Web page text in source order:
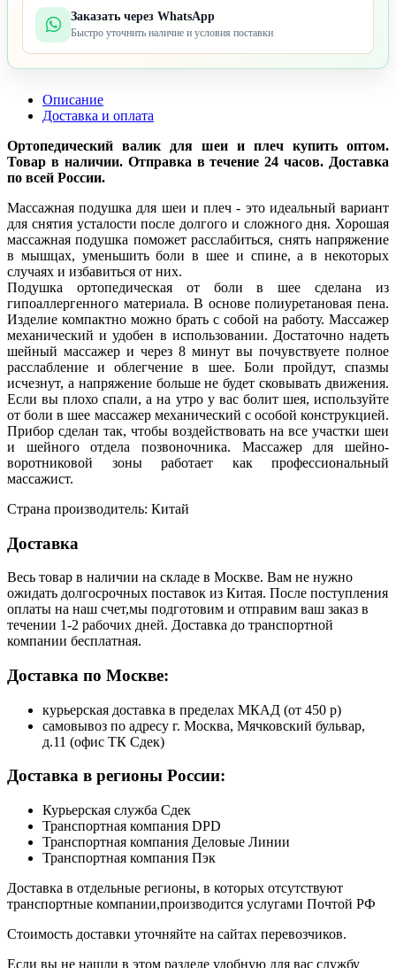
Заказать через WhatsApp
Быстро уточнить наличие и условия поставки
Описание
Доставка и оплата
Ортопедический валик для шеи и плеч купить оптом.
Товар в наличии. Отправка в течение 24 часов. Доставка
по всей России.
Массажная подушка для шеи и плеч - это идеальный вариант
для снятия усталости после долгого и сложного дня. Хорошая
массажная подушка поможет расслабиться, снять напряжение
в мышцах, уменьшить боли в шее и спине, а в некоторых
случаях и избавиться от них.
Подушка ортопедическая от боли в шее сделана из
гипоаллергенного материала. В основе полиуретановая пена.
Изделие компактно можно брать с собой на работу. Массажер
механический и удобен в использовании. Достаточно надеть
шейный массажер и через 8 минут вы почувствуете полное
расслабление и облегчение в шее. Боли пройдут, спазмы
исчезнут, а напряжение больше не будет сковывать движения.
Если вы плохо спали, а на утро у вас болит шея, используйте
от боли в шее массажер механический с особой конструкцией.
Прибор сделан так, чтобы воздействовать на все участки шеи
и шейного отдела позвоночника. Массажер для шейно-
воротниковой зоны работает как профессиональный
массажист.
Страна производитель: Китай
Доставка
Весь товар в наличии на складе в Москве. Вам не нужно
ожидать долгосрочных поставок из Китая. После поступления
оплаты на наш счет,мы подготовим и отправим ваш заказ в
течении 1-2 рабочих дней. Доставка до транспортной
компании бесплатная.
Доставка по Москве:
курьерская доставка в пределах МКАД (от 450 р)
самовывоз по адресу г. Москва, Мячковский бульвар,
д.11 (офис ТК Сдек)
Доставка в регионы России:
Курьерская служба Сдек
Транспортная компания DPD
Транспортная компания Деловые Линии
Транспортная компания Пэк
Доставка в отдельные регионы, в которых отсутствуют
транспортные компании,производится услугами Почтой РФ
Стоимость доставки уточняйте на сайтах перевозчиков.
Если вы не нашли в этом разделе удобную для вас службу